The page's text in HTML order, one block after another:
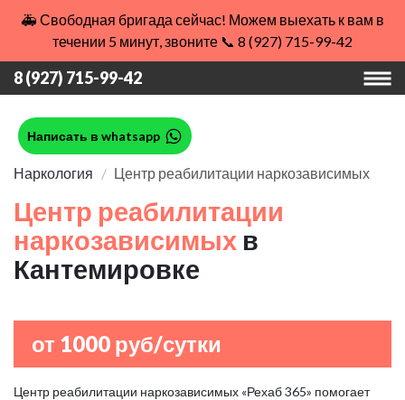
🚑 Свободная бригада сейчас! Можем выехать к вам в
течении 5 минут, звоните 📞 8 (927) 715-99-42
8 (927) 715-99-42
Написать в whatsapp
Наркология Центр реабилитации наркозависимых
Центр реабилитации
наркозависимых в
Кантемировке
от 1000 руб/сутки
Центр реабилитации наркозависимых «Рехаб 365» помогает